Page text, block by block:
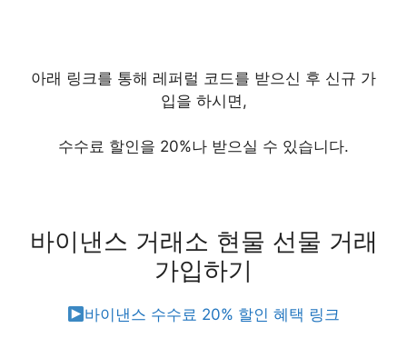
아래 링크를 통해 레퍼럴 코드를 받으신 후 신규 가
입을 하시면,
수수료 할인을 20%나 받으실 수 있습니다.
​바이낸스 거래소 현물 선물 거래
가입하기
바이낸스 수수료 20% 할인 혜택 링크